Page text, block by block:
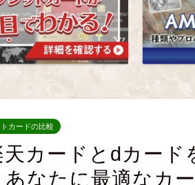
カードの比較
天カードとdカー
あなたに最適なカ